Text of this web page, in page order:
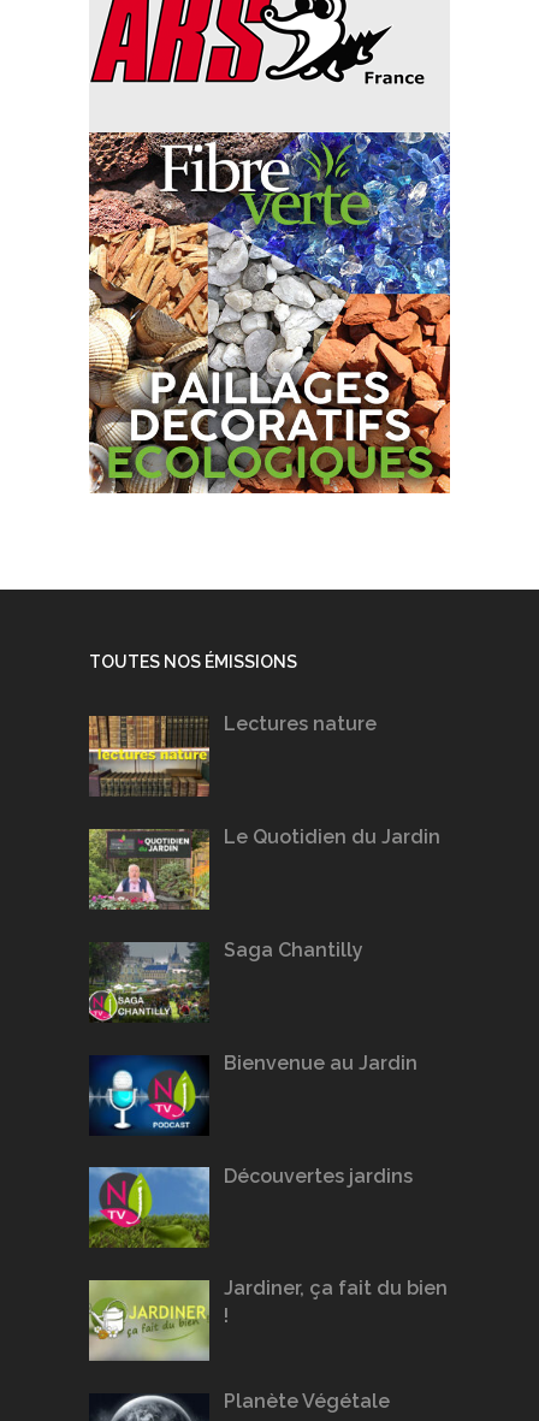
TOUTES NOS ÉMISSIONS
Lectures nature
Le Quotidien du Jardin
Saga Chantilly
Bienvenue au Jardin
Découvertes jardins
Jardiner, ça fait du bien
!
Planète Végétale